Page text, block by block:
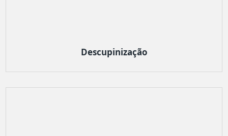
Descupinização